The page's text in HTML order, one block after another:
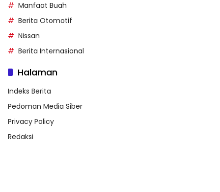
Manfaat Buah
Berita Otomotif
Nissan
Berita Internasional
Halaman
Indeks Berita
Pedoman Media Siber
Privacy Policy
Redaksi